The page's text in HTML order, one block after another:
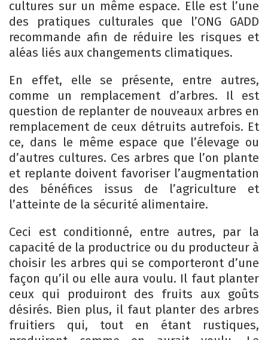
cultures sur un même espace. Elle est l’une
des pratiques culturales que l’ONG GADD
recommande afin de réduire les risques et
aléas liés aux changements climatiques.
En effet, elle se présente, entre autres,
comme un remplacement d’arbres. Il est
question de replanter de nouveaux arbres en
remplacement de ceux détruits autrefois. Et
ce, dans le même espace que l’élevage ou
d’autres cultures. Ces arbres que l’on plante
et replante doivent favoriser l’augmentation
des bénéfices issus de l’agriculture et
l’atteinte de la sécurité alimentaire.
Ceci est conditionné, entre autres, par la
capacité de la productrice ou du producteur à
choisir les arbres qui se comporteront d’une
façon qu’il ou elle aura voulu. Il faut planter
ceux qui produiront des fruits aux goûts
désirés. Bien plus, il faut planter des arbres
fruitiers qui, tout en étant rustiques,